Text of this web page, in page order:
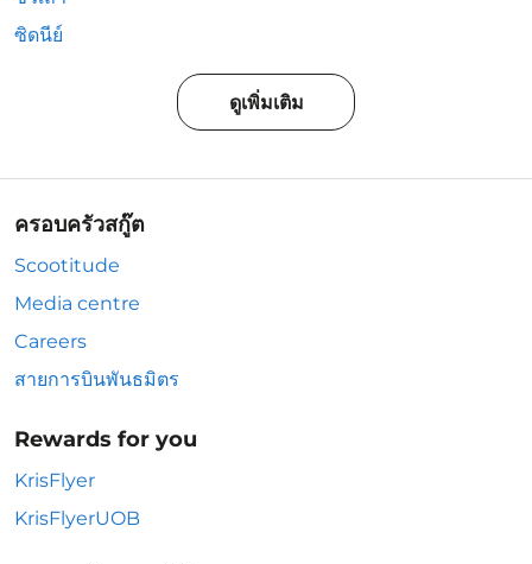
ซิดนีย์
ดูเพิ่มเติม
ครอบครัวสกู๊ต
Scootitude
Media centre
Careers
สายการบินพันธมิตร
Rewards for you
KrisFlyer
KrisFlyerUOB